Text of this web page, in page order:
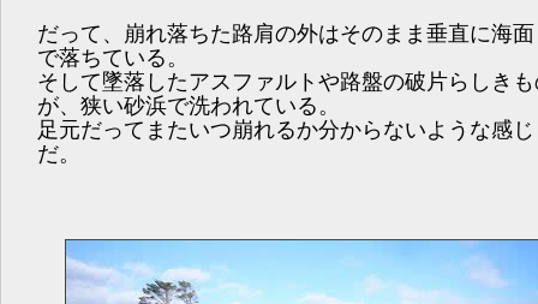
だって、崩れ落ちた路肩の外はそのまま垂直に海
で落ちている。
そして墜落したアスファルトや路盤の破片らしき
が、狭い砂浜で洗われている。
足元だってまたいつ崩れるか分からないような感じ
だ。